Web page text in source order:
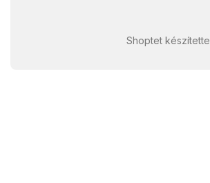
Shoptet készítette